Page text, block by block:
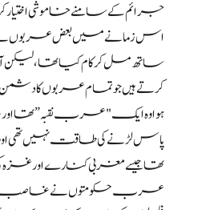
جرائم کے سامنے خاموشی
اس زمانے میں بعض عربوں نے شرم و
ساتھ مل کر کام کیا تھا،
کرتے ہیں جو تمام عربوں کا دشمن
ہوا وہ ایک "عرب نقبہ” تھا
پاس لڑنے کی طاقت نہیں
تھا جیسے مغربی کنارے اور غزہ
عرب حکومتوں نے غاصب